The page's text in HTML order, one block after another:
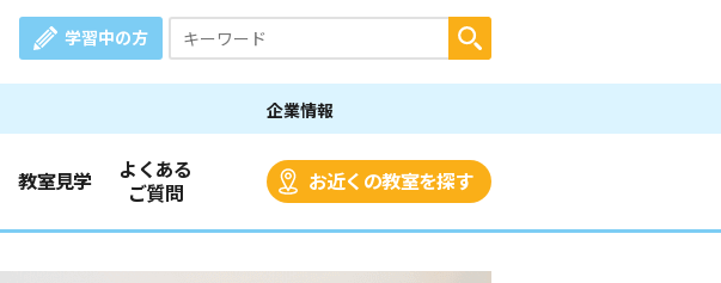
学習中の方
企業情報
教室見学
よくある
ご質問
お近くの教室を探す